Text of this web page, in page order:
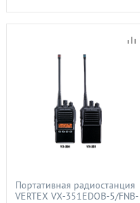
Портативная радиостанция
VERTEX VX-351EDOB-5/FNB-